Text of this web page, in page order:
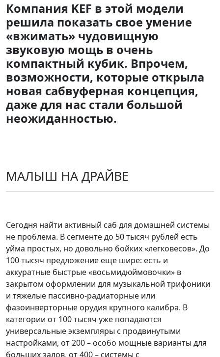
Компания KEF в этой модели
решила показать свое умение
«вжимать» чудовищную
звуковую мощь в очень
компактный кубик. Впрочем,
возможности, которые открыла
новая сабвуферная концепция,
даже для нас стали большой
неожиданностью.
МАЛЫШ НА ДРАЙВЕ
Сегодня найти активный саб для домашней системы
не проблема. В сегменте до 50 тысяч рублей есть
уйма простых, но довольно бойких «легковесов». До
100 тысяч предложение еще шире: есть и
аккуратные быстрые «восьмидюймовочки» в
закрытом оформлении для музыкальной трифоники
и тяжелые пассивно-радиаторные или
фазоинверторные орудия крупного калибра. В
категории от 100 тысяч уже попадаются
универсальные экземпляры с продвинутыми
настройками, от 200 – особо мощные варианты для
больших залов, от 400 – системы с